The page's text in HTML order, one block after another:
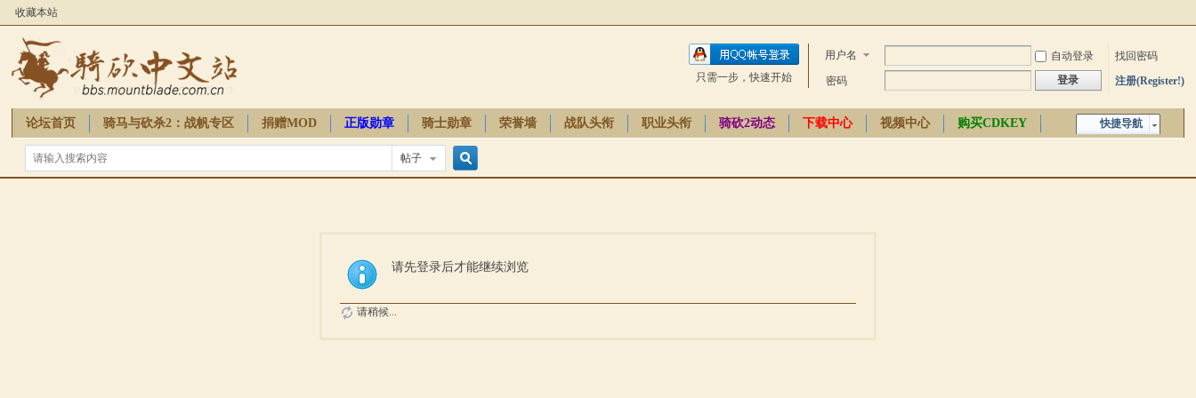
收藏本站
用户名 自动登录
找回密码
密码
登录 注册(Register!)
只需一步，快速开始
快捷导航
论坛首页 骑马与砍杀2：战帆专区 捐赠MOD 正版勋章 骑士勋章 荣誉墙 战队头衔 职业头衔 骑砍2动态 下载中心 视频中心
购买CDKEY
骑砍周边
帖子
索
请先登录后才能继续浏览
请稍候...